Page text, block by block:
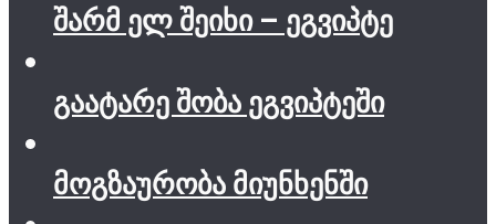
შარმ ელ შეიხი – ეგვიპტე
გაატარე შობა ეგვიპტეში
მოგზაურობა მიუნხენში